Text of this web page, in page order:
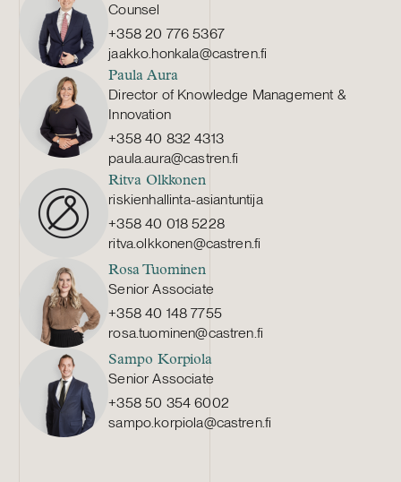
Counsel
+358 20 776 5367
jaakko.honkala@castren.fi
Paula Aura
Director of Knowledge Management &
Innovation
+358 40 832 4313
paula.aura@castren.fi
Ritva Olkkonen
riskienhallinta-asiantuntija
+358 40 018 5228
ritva.olkkonen@castren.fi
Rosa Tuominen
Senior Associate
+358 40 148 7755
rosa.tuominen@castren.fi
Sampo Korpiola
Senior Associate
+358 50 354 6002
sampo.korpiola@castren.fi